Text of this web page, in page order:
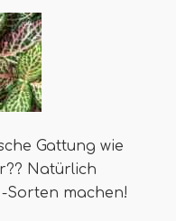
Gattung wie
Natürlich
Sorten machen!